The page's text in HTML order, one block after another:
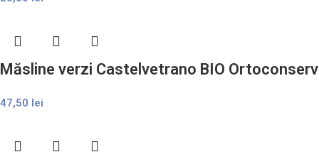
Măsline verzi Castelvetrano BIO
47,50 lei